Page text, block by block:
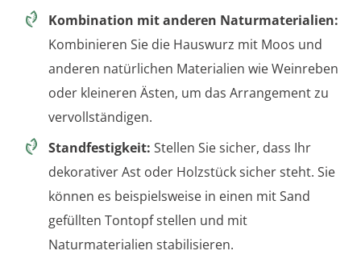
Kombination mit anderen Naturmaterialien:
Kombinieren Sie die Hauswurz mit Moos und
anderen natürlichen Materialien wie Weinreben
oder kleineren Ästen, um das Arrangement zu
vervollständigen.
Standfestigkeit: Stellen Sie sicher, dass Ihr
dekorativer Ast oder Holzstück sicher steht. Sie
können es beispielsweise in einen mit Sand
gefüllten Tontopf stellen und mit
Naturmaterialien stabilisieren.